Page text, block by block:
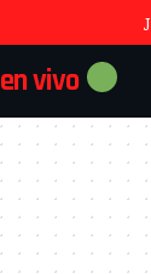
en vivo